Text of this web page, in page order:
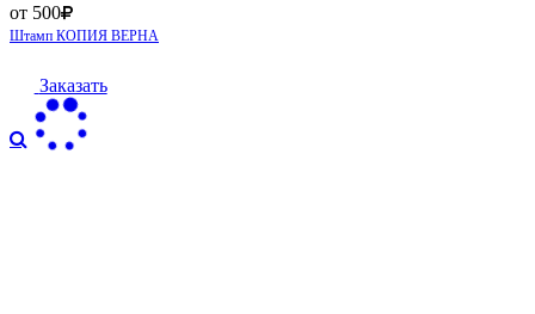
от 500
Штамп КОПИЯ ВЕРНА
Заказать